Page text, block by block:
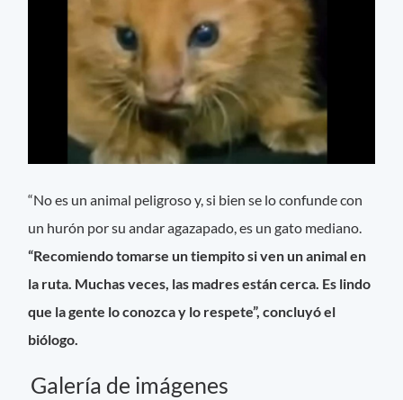
“No es un animal peligroso y, si bien se lo confunde con
un hurón por su andar agazapado, es un gato mediano.
“Recomiendo tomarse un tiempito si ven un animal en
la ruta. Muchas veces, las madres están cerca. Es lindo
que la gente lo conozca y lo respete”, concluyó el
biólogo.
Galería de imágenes